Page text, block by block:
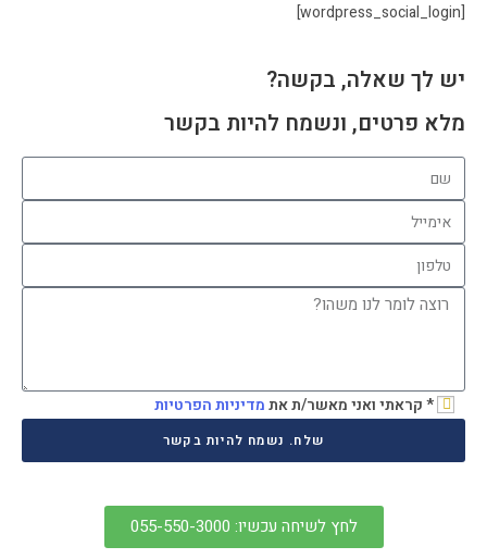
[wordpress_social_login]
יש לך שאלה, בקשה?
מלא פרטים, ונשמח להיות בקשר
* קראתי ואני מאשר/ת אתמדיניות הפרטיות
שלח. נשמח להיות בקשר
לחץ לשיחה עכשיו: 055-550-3000